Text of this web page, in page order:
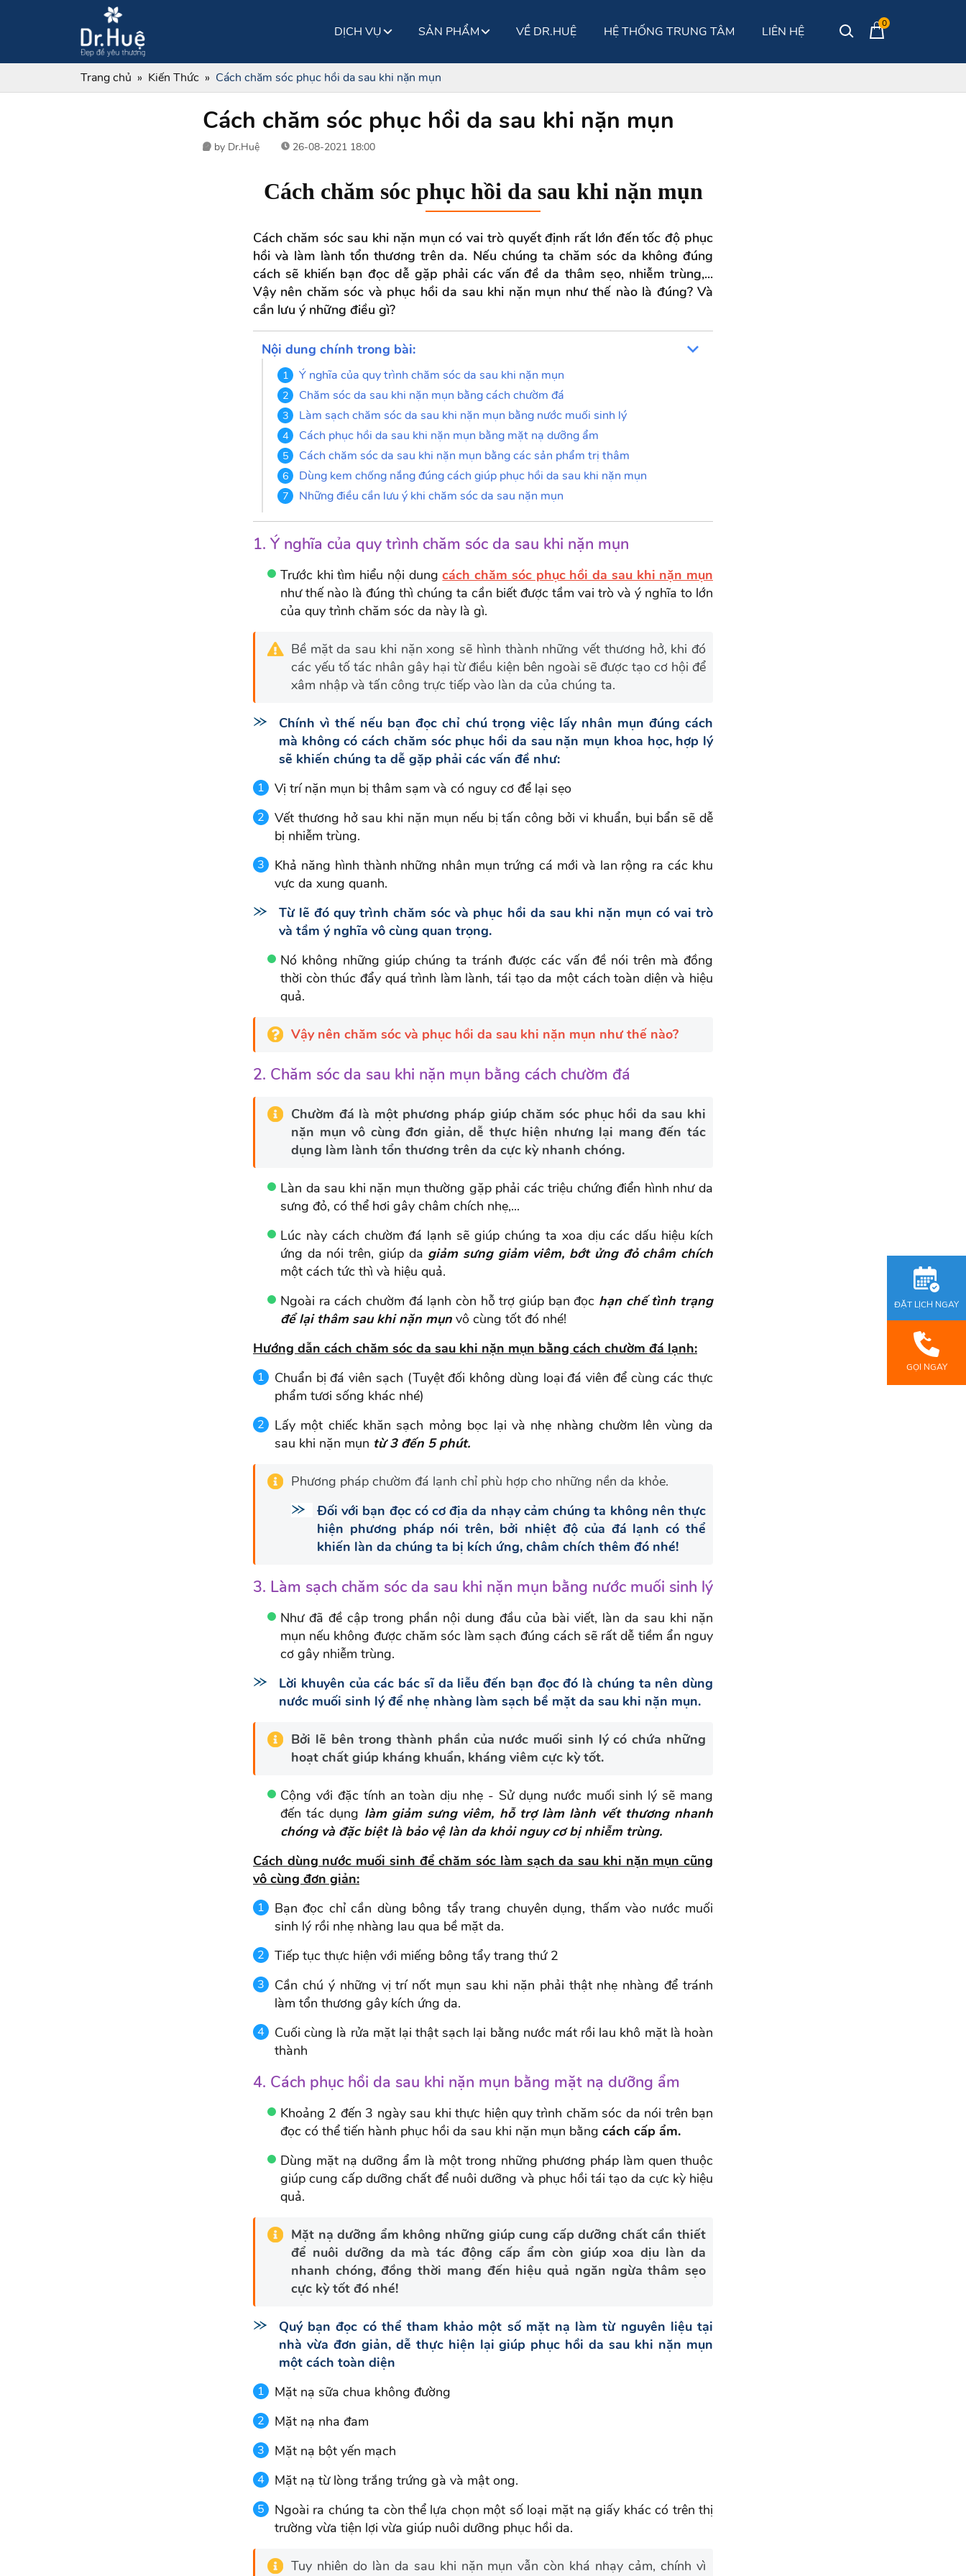
DỊCH VỤ SẢN PHẨM VỀ DR.HUỆ HỆ THỐNG TRUNG TÂM LIÊN HỆ
0
Trang chủ Kiến Thức Cách chăm sóc phục hồi da sau khi nặn mụn
Cách chăm sóc phục hồi da sau khi nặn mụn
by Dr.Huệ 26-08-2021 18:00
Cách chăm sóc phục hồi da sau khi nặn mụn
Cách chăm sóc sau khi nặn mụn có vai trò quyết định rất lớn đến tốc độ phục
hồi và làm lành tổn thương trên da. Nếu chúng ta chăm sóc da không đúng
cách sẽ khiến bạn đọc dễ gặp phải các vấn đề da thâm sẹo, nhiễm trùng,...
Vậy nên chăm sóc và phục hồi da sau khi nặn mụn như thế nào là đúng? Và
cần lưu ý những điều gì?
Nội dung chính trong bài:
Ý nghĩa của quy trình chăm sóc da sau khi nặn mụn
Chăm sóc da sau khi nặn mụn bằng cách chườm đá
Làm sạch chăm sóc da sau khi nặn mụn bằng nước muối sinh lý
Cách phục hồi da sau khi nặn mụn bằng mặt nạ dưỡng ẩm
Cách chăm sóc da sau khi nặn mụn bằng các sản phẩm trị thâm
Dùng kem chống nắng đúng cách giúp phục hồi da sau khi nặn mụn
Những điều cần lưu ý khi chăm sóc da sau nặn mụn
1. Ý nghĩa của quy trình chăm sóc da sau khi nặn mụn
Trước khi tìm hiểu nội dungcách chăm sóc phục hồi da sau khi nặn mụn
như thế nào là đúng thì chúng ta cần biết được tầm vai trò và ý nghĩa to lớn
của quy trình chăm sóc da này là gì.
Bề mặt da sau khi nặn xong sẽ hình thành những vết thương hở, khi đó
các yếu tố tác nhân gây hại từ điều kiện bên ngoài sẽ được tạo cơ hội để
xâm nhập và tấn công trực tiếp vào làn da của chúng ta.
Chính vì thế nếu bạn đọc chỉ chú trọng việc lấy nhân mụn đúng cách
mà không có cách chăm sóc phục hồi da sau nặn mụn khoa học, hợp lý
sẽ khiến chúng ta dễ gặp phải các vấn đề như:
Vị trí nặn mụn bị thâm sạm và có nguy cơ để lại sẹo
Vết thương hở sau khi nặn mụn nếu bị tấn công bởi vi khuẩn, bụi bẩn sẽ dễ
bị nhiễm trùng.
Khả năng hình thành những nhân mụn trứng cá mới và lan rộng ra các khu
vực da xung quanh.
Từ lẽ đó quy trình chăm sóc và phục hồi da sau khi nặn mụn có vai trò
và tầm ý nghĩa vô cùng quan trọng.
Nó không những giúp chúng ta tránh được các vấn đề nói trên mà đồng
thời còn thúc đẩy quá trình làm lành, tái tạo da một cách toàn diện và hiệu
quả.
Vậy nên chăm sóc và phục hồi da sau khi nặn mụn như thế nào?
2. Chăm sóc da sau khi nặn mụn bằng cách chườm đá
Chườm đá là một phương pháp giúp chăm sóc phục hồi da sau khi
nặn mụn vô cùng đơn giản, dễ thực hiện nhưng lại mang đến tác
dụng làm lành tổn thương trên da cực kỳ nhanh chóng.
Làn da sau khi nặn mụn thường gặp phải các triệu chứng điển hình như da
sưng đỏ, có thể hơi gây châm chích nhẹ,...
Lúc này cách chườm đá lạnh sẽ giúp chúng ta xoa dịu các dấu hiệu kích
ứng da nói trên, giúp da giảm sưng giảm viêm, bớt ửng đỏ châm chích
một cách tức thì và hiệu quả.
Ngoài ra cách chườm đá lạnh còn hỗ trợ giúp bạn đọc hạn chế tình trạng
để lại thâm sau khi nặn mụn vô cùng tốt đó nhé!
Hướng dẫn cách chăm sóc da sau khi nặn mụn bằng cách chườm đá lạnh:
Chuẩn bị đá viên sạch (Tuyệt đối không dùng loại đá viên để cùng các thực
phẩm tươi sống khác nhé)
Lấy một chiếc khăn sạch mỏng bọc lại và nhẹ nhàng chườm lên vùng da
sau khi nặn mụn từ 3 đến 5 phút.
Phương pháp chườm đá lạnh chỉ phù hợp cho những nền da khỏe.
Đối với bạn đọc có cơ địa da nhạy cảm chúng ta không nên thực
hiện phương pháp nói trên, bởi nhiệt độ của đá lạnh có thể
khiến làn da chúng ta bị kích ứng, châm chích thêm đó nhé!
3. Làm sạch chăm sóc da sau khi nặn mụn bằng nước muối sinh lý
Như đã đề cập trong phần nội dung đầu của bài viết, làn da sau khi nặn
mụn nếu không được chăm sóc làm sạch đúng cách sẽ rất dễ tiềm ẩn nguy
cơ gây nhiễm trùng.
Lời khuyên của các bác sĩ da liễu đến bạn đọc đó là chúng ta nên dùng
nước muối sinh lý để nhẹ nhàng làm sạch bề mặt da sau khi nặn mụn.
Bởi lẽ bên trong thành phần của nước muối sinh lý có chứa những
hoạt chất giúp kháng khuẩn, kháng viêm cực kỳ tốt.
Cộng với đặc tính an toàn dịu nhẹ - Sử dụng nước muối sinh lý sẽ mang
đến tác dụng làm giảm sưng viêm, hỗ trợ làm lành vết thương nhanh
chóng và đặc biệt là bảo vệ làn da khỏi nguy cơ bị nhiễm trùng.
Cách dùng nước muối sinh để chăm sóc làm sạch da sau khi nặn mụn cũng
vô cùng đơn giản:
Bạn đọc chỉ cần dùng bông tẩy trang chuyên dụng, thấm vào nước muối
sinh lý rồi nhẹ nhàng lau qua bề mặt da.
Tiếp tục thực hiện với miếng bông tẩy trang thứ 2
Cần chú ý những vị trí nốt mụn sau khi nặn phải thật nhẹ nhàng để tránh
làm tổn thương gây kích ứng da.
Cuối cùng là rửa mặt lại thật sạch lại bằng nước mát rồi lau khô mặt là hoàn
thành
4. Cách phục hồi da sau khi nặn mụn bằng mặt nạ dưỡng ẩm
Khoảng 2 đến 3 ngày sau khi thực hiện quy trình chăm sóc da nói trên bạn
đọc có thể tiến hành phục hồi da sau khi nặn mụn bằng cách cấp ẩm.
Dùng mặt nạ dưỡng ẩm là một trong những phương pháp làm quen thuộc
giúp cung cấp dưỡng chất để nuôi dưỡng và phục hồi tái tạo da cực kỳ hiệu
quả.
Mặt nạ dưỡng ẩm không những giúp cung cấp dưỡng chất cần thiết
để nuôi dưỡng da mà tác động cấp ẩm còn giúp xoa dịu làn da
nhanh chóng, đồng thời mang đến hiệu quả ngăn ngừa thâm sẹo
cực kỳ tốt đó nhé!
Quý bạn đọc có thể tham khảo một số mặt nạ làm từ nguyên liệu tại
nhà vừa đơn giản, dễ thực hiện lại giúp phục hồi da sau khi nặn mụn
một cách toàn diện
Mặt nạ sữa chua không đường
Mặt nạ nha đam
Mặt nạ bột yến mạch
Mặt nạ từ lòng trắng trứng gà và mật ong.
Ngoài ra chúng ta còn thể lựa chọn một số loại mặt nạ giấy khác có trên thị
trường vừa tiện lợi vừa giúp nuôi dưỡng phục hồi da.
Tuy nhiên do làn da sau khi nặn mụn vẫn còn khá nhạy cảm, chính vì
ĐẶT LỊCH NGAY
GỌI NGAY